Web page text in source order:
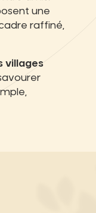
une
raffiné,
villages